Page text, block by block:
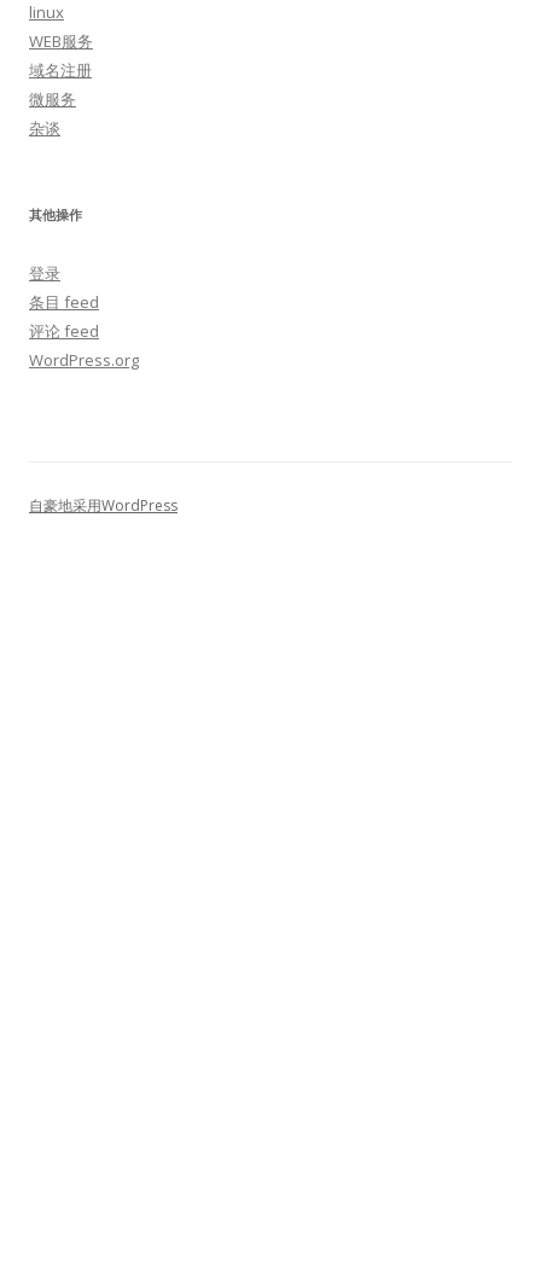
linux
WEB服务
域名注册
微服务
杂谈
其他操作
登录
条目 feed
评论 feed
WordPress.org
自豪地采用WordPress